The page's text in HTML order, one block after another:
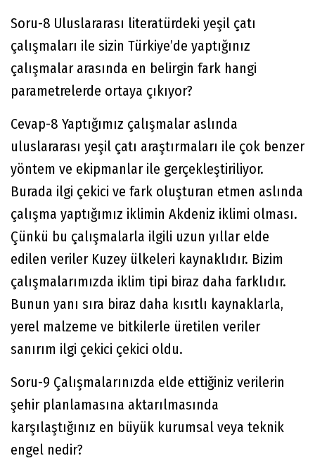
Soru-8 Uluslararası literatürdeki yeşil çatı
çalışmaları ile sizin Türkiye’de yaptığınız
çalışmalar arasında en belirgin fark hangi
parametrelerde ortaya çıkıyor?
Cevap-8 Yaptığımız çalışmalar aslında
uluslararası yeşil çatı araştırmaları ile çok benzer
yöntem ve ekipmanlar ile gerçekleştiriliyor.
Burada ilgi çekici ve fark oluşturan etmen aslında
çalışma yaptığımız iklimin Akdeniz iklimi olması.
Çünkü bu çalışmalarla ilgili uzun yıllar elde
edilen veriler Kuzey ülkeleri kaynaklıdır. Bizim
çalışmalarımızda iklim tipi biraz daha farklıdır.
Bunun yanı sıra biraz daha kısıtlı kaynaklarla,
yerel malzeme ve bitkilerle üretilen veriler
sanırım ilgi çekici çekici oldu.
Soru-9 Çalışmalarınızda elde ettiğiniz verilerin
şehir planlamasına aktarılmasında
karşılaştığınız en büyük kurumsal veya teknik
engel nedir?